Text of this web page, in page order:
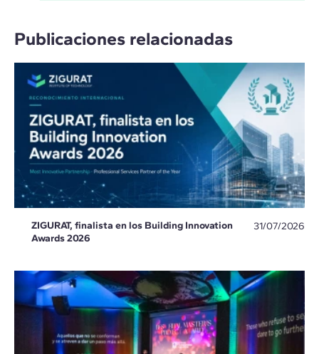
Publicaciones relacionadas
ZIGURAT, finalista en los Building Innovation
Awards 2026
31/07/2026